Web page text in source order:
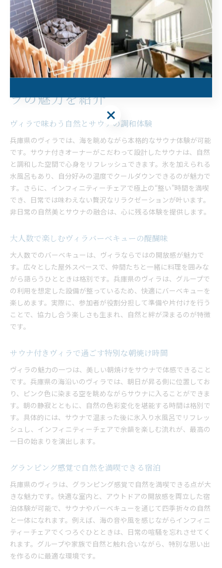
間と楽しむバーベキュー、整いタイムなど、思い出に残る体験が
満載です。非日常の贅沢な空間で、心身ともにリフレッシュする
休日を過ごしましょう。
自然に囲まれた大人数向けヴィ
ラの魅力を紹介
ヴィラで味わう自然とサウナの調和体験
兵庫県のヴィラでは、海を眺めながら本格的なサウナ体験が可能
です。サウナ付きオーナーがこだわって設計したサウナは、自然
と調和した空間で心身をリフレッシュできます。氷を加えられる
水風呂もあり、自分好みの温度でクールダウンできるのが魅力で
す。さらに、インフィニティーチェアで極上の“整い”時間を満喫
でき、日常では味わえない贅沢なリラクゼーションが叶います。
非日常の自然美とサウナの融合は、心に残る体験を提供します。
大人数で楽しむヴィラバーベキューの醍醐味
大人数でのバーベキューは、ヴィラならではの開放感が魅力で
す。広々とした屋外スペースで、仲間たちと一緒に料理を囲みな
がら語らうひとときは格別です。兵庫県のヴィラは、グループで
の利用を想定した設備が整っているため、快適にバーベキューを
楽しめます。実際に、参加者が役割分担して準備や片付けを行う
ことで、協力し合う楽しさも生まれ、自然と絆が深まるのが特徴
です。
サウナ付きヴィラで過ごす特別な朝焼け時間
ヴィラの魅力の一つは、美しい朝焼けをサウナで体感できること
です。兵庫県の海沿いのヴィラでは、朝日が昇る側に位置してお
り、ピンク色に染まる空を眺めながらサウナに入ることができま
す。朝の静寂とともに、自然の色彩変化を堪能する時間は格別で
す。具体的には、サウナで温まった後に氷入り水風呂でリフレッ
シュし、インフィニティーチェアで余韻を楽しむ流れが、最高の
一日の始まりを演出します。
グランピング感覚で自然を満喫できる宿泊
兵庫県のヴィラは、グランピング感覚で自然を満喫できる点が大
きな魅力です。快適な室内と、アウトドアの開放感を両立した宿
泊体験が可能で、サウナやバーベキューを通じて四季折々の自然
と一体になれます。例えば、海の音や風を感じながらインフィニ
ティーチェアでくつろぐひとときは、日常の喧騒を忘れさせてく
れます。グループや家族で自然と触れ合いながら、特別な思い出
を作るのに最適な環境です。